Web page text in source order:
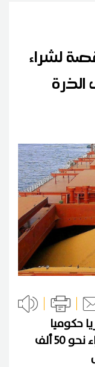
لشراء
حكوميا
تونسيا طرح مناقصة عالمية لشراء نحو 50 ألف